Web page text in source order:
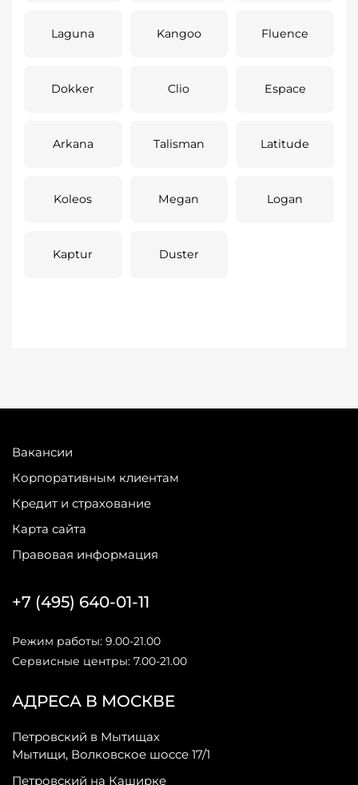
Laguna Kangoo Fluence
Dokker Clio Espace
Arkana Talisman Latitude
Koleos Megan Logan
Kaptur Duster
Вакансии
Корпоративным клиентам
Кредит и страхование
Карта сайта
Правовая информация
АДРЕСА В МОСКВЕ
Петровский в Мытищах
Мытищи, Волковское шоссе 17/1
Петровский на Каширке
+7 (495) 640-01-11
Режим работы: 9.00-21.00
Сервисные центры: 7.00-21.00